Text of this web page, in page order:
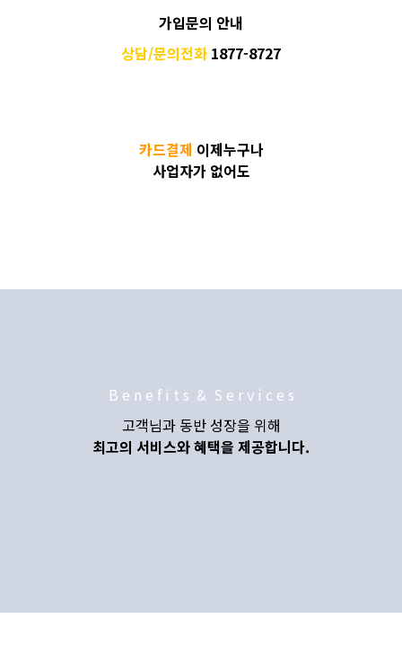
가입문의 안내
상담/문의전화 1877-8727
카드결제 이제누구나
사업자가 없어도
B e n e f i t s & S e r v i c e s
고객님과 동반 성장을 위해
최고의 서비스와 혜택을 제공합니다.